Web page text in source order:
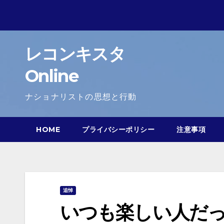
レコンキスタ
Online
ナショナリストの思想と行動
HOME プライバシーポリシー 注意事項
追悼
いつも楽しい人だ